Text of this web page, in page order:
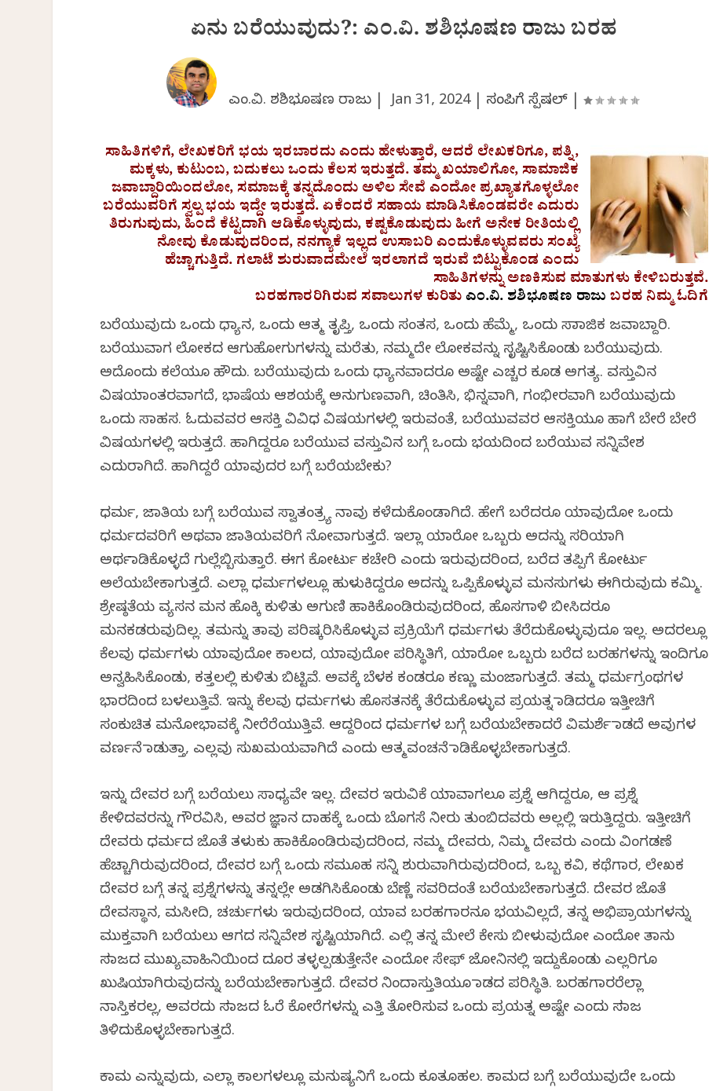
ಏನು ಬರೆಯುವುದು?: ಎಂ.ವಿ. ಶಶಿಭೂಷಣ ರಾಜು ಬರಹ
ಎಂ.ವಿ. ಶಶಿಭೂಷಣ ರಾಜು |Jan 31, 2024| ಸಂಪಿಗೆ ಸ್ಪೆಷಲ್|
ಸಾಹಿತಿಗಳಿಗೆ, ಲೇಖಕರಿಗೆ ಭಯ ಇರಬಾರದು ಎಂದು ಹೇಳುತ್ತಾರೆ, ಆದರೆ ಲೇಖಕರಿಗೂ, ಪತ್ನಿ,
ಮಕ್ಕಳು, ಕುಟುಂಬ, ಬದುಕಲು ಒಂದು ಕೆಲಸ ಇರುತ್ತದೆ. ತಮ್ಮ ಖಯಾಲಿಗೋ, ಸಾಮಾಜಿಕ
ಜವಾಬ್ದಾರಿಯಿಂದಲೋ, ಸಮಾಜಕ್ಕೆ ತನ್ನದೊಂದು ಅಳಿಲ ಸೇವೆ ಎಂದೋ ಪ್ರಖ್ಯಾತಗೊಳ್ಳಲೋ
ಬರೆಯುವರಿಗೆ ಸ್ವಲ್ಪ ಭಯ ಇದ್ದೇ ಇರುತ್ತದೆ. ಏಕೆಂದರೆ ಸಹಾಯ ಮಾಡಿಸಿಕೊಂಡವರೇ ಎದುರು
ತಿರುಗುವುದು, ಹಿಂದೆ ಕೆಟ್ಟದಾಗಿ ಆಡಿಕೊಳ್ಳುವುದು, ಕಷ್ಟಕೊಡುವುದು ಹೀಗೆ ಅನೇಕ ರೀತಿಯಲ್ಲಿ
ನೋವು ಕೊಡುವುದರಿಂದ, ನನಗ್ಯಾಕೆ ಇಲ್ಲದ ಉಸಾಬರಿ ಎಂದುಕೊಳ್ಳುವವರು ಸಂಖ್ಯೆ
ಹೆಚ್ಚಾಗುತ್ತಿದೆ. ಗಲಾಟೆ ಶುರುವಾದಮೇಲೆ ಇರಲಾಗದೆ ಇರುವೆ ಬಿಟ್ಟುಕೊಂಡ ಎಂದು
ಸಾಹಿತಿಗಳನ್ನು ಅಣಕಿಸುವ ಮಾತುಗಳು ಕೇಳಿಬರುತ್ತವೆ.
ಬರಹಗಾರರಿಗಿರುವ ಸವಾಲುಗಳ ಕುರಿತುಎಂ.ವಿ. ಶಶಿಭೂಷಣ ರಾಜು ಬರಹ ನಿಮ್ಮ ಓದಿಗೆ
ಬರೆಯುವುದು ಒಂದು ಧ್ಯಾನ, ಒಂದು ಆತ್ಮ ತೃಪ್ತಿ, ಒಂದು ಸಂತಸ, ಒಂದು ಹೆಮ್ಮೆ, ಒಂದು ಸಾಮಾಜಿಕ ಜವಾಬ್ದಾರಿ.
ಬರೆಯುವಾಗ ಲೋಕದ ಆಗುಹೋಗುಗಳನ್ನು ಮರೆತು, ನಮ್ಮದೇ ಲೋಕವನ್ನು ಸೃಷ್ಟಿಸಿಕೊಂಡು ಬರೆಯುವುದು.
ಅದೊಂದು ಕಲೆಯೂ ಹೌದು. ಬರೆಯುವುದು ಒಂದು ಧ್ಯಾನವಾದರೂ ಅಷ್ಟೇ ಎಚ್ಚರ ಕೂಡ ಅಗತ್ಯ. ವಸ್ತುವಿನ
ವಿಷಯಾಂತರವಾಗದೆ, ಭಾಷೆಯ ಆಶಯಕ್ಕೆ ಅನುಗುಣವಾಗಿ, ಚಿಂತಿಸಿ, ಭಿನ್ನವಾಗಿ, ಗಂಭೀರವಾಗಿ ಬರೆಯುವುದು
ಒಂದು ಸಾಹಸ. ಓದುವವರ ಆಸಕ್ತಿ ವಿವಿಧ ವಿಷಯಗಳಲ್ಲಿ ಇರುವಂತೆ, ಬರೆಯುವವರ ಆಸಕ್ತಿಯೂ ಹಾಗೆ ಬೇರೆ ಬೇರೆ
ವಿಷಯಗಳಲ್ಲಿ ಇರುತ್ತದೆ. ಹಾಗಿದ್ದರೂ ಬರೆಯುವ ವಸ್ತುವಿನ ಬಗ್ಗೆ ಒಂದು ಭಯದಿಂದ ಬರೆಯುವ ಸನ್ನಿವೇಶ
ಎದುರಾಗಿದೆ. ಹಾಗಿದ್ದರೆ ಯಾವುದರ ಬಗ್ಗೆ ಬರೆಯಬೇಕು?
ಧರ್ಮ, ಜಾತಿಯ ಬಗ್ಗೆ ಬರೆಯುವ ಸ್ವಾತಂತ್ರ್ಯ ನಾವು ಕಳೆದುಕೊಂಡಾಗಿದೆ. ಹೇಗೆ ಬರೆದರೂ ಯಾವುದೋ ಒಂದು
ಧರ್ಮದವರಿಗೆ ಅಥವಾ ಜಾತಿಯವರಿಗೆ ನೋವಾಗುತ್ತದೆ. ಇಲ್ಲಾ ಯಾರೋ ಒಬ್ಬರು ಅದನ್ನು ಸರಿಯಾಗಿ
ಅರ್ಥಮಾಡಿಕೊಳ್ಳದೆ ಗುಲ್ಲೆಬ್ಬಿಸುತ್ತಾರೆ. ಈಗ ಕೋರ್ಟು ಕಚೇರಿ ಎಂದು ಇರುವುದರಿಂದ, ಬರೆದ ತಪ್ಪಿಗೆ ಕೋರ್ಟು
ಅಲೆಯಬೇಕಾಗುತ್ತದೆ. ಎಲ್ಲಾ ಧರ್ಮಗಳಲ್ಲೂ ಹುಳುಕಿದ್ದರೂ ಅದನ್ನು ಒಪ್ಪಿಕೊಳ್ಳುವ ಮನಸುಗಳು ಈಗಿರುವುದು ಕಮ್ಮಿ.
ಶ್ರೇಷ್ಠತೆಯ ವ್ಯಸನ ಮನ ಹೊಕ್ಕಿ ಕುಳಿತು ಅಗುಣಿ ಹಾಕಿಕೊಂಡಿರುವುದರಿಂದ, ಹೊಸಗಾಳಿ ಬೀಸಿದರೂ
ಮನಕಡರುವುದಿಲ್ಲ. ತಮನ್ನು ತಾವು ಪರಿಷ್ಕರಿಸಿಕೊಳ್ಳುವ ಪ್ರಕ್ರಿಯೆಗೆ ಧರ್ಮಗಳು ತೆರೆದುಕೊಳ್ಳುವುದೂ ಇಲ್ಲ. ಅದರಲ್ಲೂ
ಕೆಲವು ಧರ್ಮಗಳು ಯಾವುದೋ ಕಾಲದ, ಯಾವುದೋ ಪರಿಸ್ಥಿತಿಗೆ, ಯಾರೋ ಒಬ್ಬರು ಬರೆದ ಬರಹಗಳನ್ನು ಇಂದಿಗೂ
ಅನ್ವಹಿಸಿಕೊಂಡು, ಕತ್ತಲಲ್ಲಿ ಕುಳಿತು ಬಿಟ್ಟಿವೆ. ಅವಕ್ಕೆ ಬೆಳಕ ಕಂಡರೂ ಕಣ್ಣು ಮಂಜಾಗುತ್ತದೆ. ತಮ್ಮ ಧರ್ಮಗ್ರಂಥಗಳ
ಭಾರದಿಂದ ಬಳಲುತ್ತಿವೆ. ಇನ್ನು ಕೆಲವು ಧರ್ಮಗಳು ಹೊಸತನಕ್ಕೆ ತೆರೆದುಕೊಳ್ಳುವ ಪ್ರಯತ್ನ ಮಾಡಿದರೂ ಇತ್ತೀಚಿಗೆ
ಸಂಕುಚಿತ ಮನೋಭಾವಕ್ಕೆ ನೀರೆರೆಯುತ್ತಿವೆ. ಆದ್ದರಿಂದ ಧರ್ಮಗಳ ಬಗ್ಗೆ ಬರೆಯಬೇಕಾದರೆ ವಿಮರ್ಶೆ ಮಾಡದೆ ಅವುಗಳ
ವರ್ಣನೆ ಮಾಡುತ್ತಾ, ಎಲ್ಲವು ಸುಖಮಯವಾಗಿದೆ ಎಂದು ಆತ್ಮವಂಚನೆ ಮಾಡಿಕೊಳ್ಳಬೇಕಾಗುತ್ತದೆ.
ಇನ್ನು ದೇವರ ಬಗ್ಗೆ ಬರೆಯಲು ಸಾಧ್ಯವೇ ಇಲ್ಲ. ದೇವರ ಇರುವಿಕೆ ಯಾವಾಗಲೂ ಪ್ರಶ್ನೆ ಆಗಿದ್ದರೂ, ಆ ಪ್ರಶ್ನೆ
ಕೇಳಿದವರನ್ನು ಗೌರವಿಸಿ, ಅವರ ಜ್ಞಾನ ದಾಹಕ್ಕೆ ಒಂದು ಬೊಗಸೆ ನೀರು ತುಂಬಿದವರು ಅಲ್ಲಲ್ಲಿ ಇರುತ್ತಿದ್ದರು. ಇತ್ತೀಚಿಗೆ
ದೇವರು ಧರ್ಮದ ಜೊತೆ ತಳುಕು ಹಾಕಿಕೊಂಡಿರುವುದರಿಂದ, ನಮ್ಮ ದೇವರು, ನಿಮ್ಮ ದೇವರು ಎಂದು ವಿಂಗಡಣೆ
ಹೆಚ್ಚಾಗಿರುವುದರಿಂದ, ದೇವರ ಬಗ್ಗೆ ಒಂದು ಸಮೂಹ ಸನ್ನಿ ಶುರುವಾಗಿರುವುದರಿಂದ, ಒಬ್ಬ ಕವಿ, ಕಥೆಗಾರ, ಲೇಖಕ
ದೇವರ ಬಗ್ಗೆ ತನ್ನ ಪ್ರಶ್ನೆಗಳನ್ನು ತನ್ನಲ್ಲೇ ಅಡಗಿಸಿಕೊಂಡು ಬೆಣ್ಣೆ ಸವರಿದಂತೆ ಬರೆಯಬೇಕಾಗುತ್ತದೆ. ದೇವರ ಜೊತೆ
ದೇವಸ್ಥಾನ, ಮಸೀದಿ, ಚರ್ಚುಗಳು ಇರುವುದರಿಂದ, ಯಾವ ಬರಹಗಾರನೂ ಭಯವಿಲ್ಲದೆ, ತನ್ನ ಅಭಿಪ್ರಾಯಗಳನ್ನು
ಮುಕ್ತವಾಗಿ ಬರೆಯಲು ಆಗದ ಸನ್ನಿವೇಶ ಸೃಷ್ಟಿಯಾಗಿದೆ. ಎಲ್ಲಿ ತನ್ನ ಮೇಲೆ ಕೇಸು ಬೀಳುವುದೋ ಎಂದೋ ತಾನು
ಸಮಾಜದ ಮುಖ್ಯವಾಹಿನಿಯಿಂದ ದೂರ ತಳ್ಳಲ್ಪಡುತ್ತೇನೇ ಎಂದೋ ಸೇಫ್ ಜೋನಿನಲ್ಲಿ ಇದ್ದುಕೊಂಡು ಎಲ್ಲರಿಗೂ
ಖುಷಿಯಾಗಿರುವುದನ್ನು ಬರೆಯಬೇಕಾಗುತ್ತದೆ. ದೇವರ ನಿಂದಾಸ್ತುತಿಯೂ ಮಾಡದ ಪರಿಸ್ಥಿತಿ. ಬರಹಗಾರರೆಲ್ಲಾ
ನಾಸ್ತಿಕರಲ್ಲ, ಅವರದು ಸಮಾಜದ ಓರೆ ಕೋರೆಗಳನ್ನು ಎತ್ತಿ ತೋರಿಸುವ ಒಂದು ಪ್ರಯತ್ನ ಅಷ್ಟೇ ಎಂದು ಸಮಾಜ
ತಿಳಿದುಕೊಳ್ಳಬೇಕಾಗುತ್ತದೆ.
ಕಾಮ ಎನ್ನುವುದು, ಎಲ್ಲಾ ಕಾಲಗಳಲ್ಲೂ ಮನುಷ್ಯನಿಗೆ ಒಂದು ಕೂತೂಹಲ. ಕಾಮದ ಬಗ್ಗೆ ಬರೆಯುವುದೇ ಒಂದು